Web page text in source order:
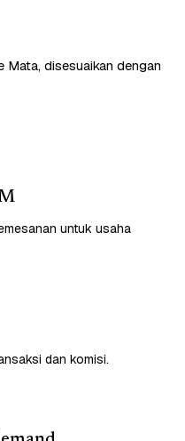
Mata, disesuaikan dengan
untuk usaha
dan komisi.